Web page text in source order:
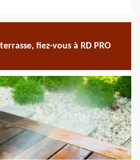
fiez-vous à RD PRO